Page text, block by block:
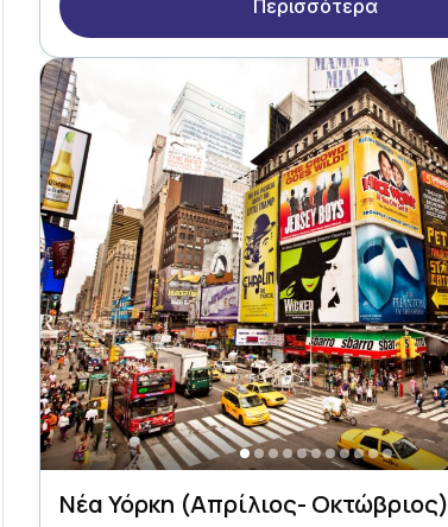
Περισσότερα
Νέα Υόρκη (Απρίλιος- Οκτώβριος)